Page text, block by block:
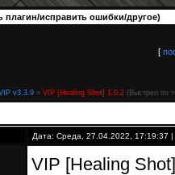
плагин/исправить ошибки/другое)
[
v3.3.9 » VIP [Healing Shot] 1.0.2 (Выстрел по
Дата: Среда, 27.04.2022, 17:19:37
VIP [Healing